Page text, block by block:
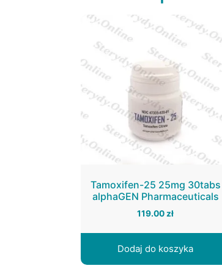
Tamoxifen-25 25mg 30tabs
alphaGEN Pharmaceuticals
119.00zł
Dodaj do koszyka